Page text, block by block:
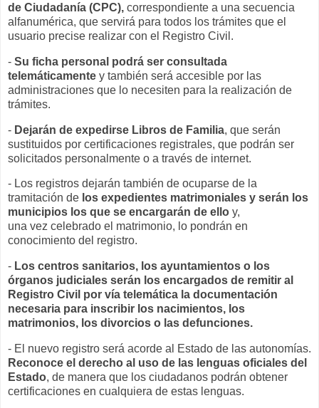
de Ciudadanía (CPC), correspondiente a una secuencia
alfanumérica, que servirá para todos los trámites que el
usuario precise realizar con el Registro Civil.
- Su ficha personal podrá ser consultada
telemáticamente y también será accesible por las
administraciones que lo necesiten para la realización de
trámites.
- Dejarán de expedirse Libros de Familia, que serán
sustituidos por certificaciones registrales, que podrán ser
solicitados personalmente o a través de internet.
- Los registros dejarán también de ocuparse de la
tramitación de los expedientes matrimoniales y serán los
municipios los que se encargarán de ello y,
una vez celebrado el matrimonio, lo pondrán en
conocimiento del registro.
- Los centros sanitarios, los ayuntamientos o los
órganos judiciales serán los encargados de remitir al
Registro Civil por vía telemática la documentación
necesaria para inscribir los nacimientos, los
matrimonios, los divorcios o las defunciones.
- El nuevo registro será acorde al Estado de las autonomías.
Reconoce el derecho al uso de las lenguas oficiales del
Estado, de manera que los ciudadanos podrán obtener
certificaciones en cualquiera de estas lenguas.